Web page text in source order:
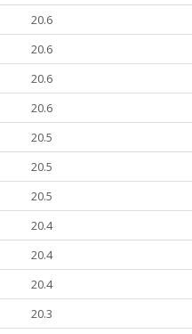
20.6
20.6
20.6
20.6
20.5
20.5
20.5
20.4
20.4
20.4
20.3